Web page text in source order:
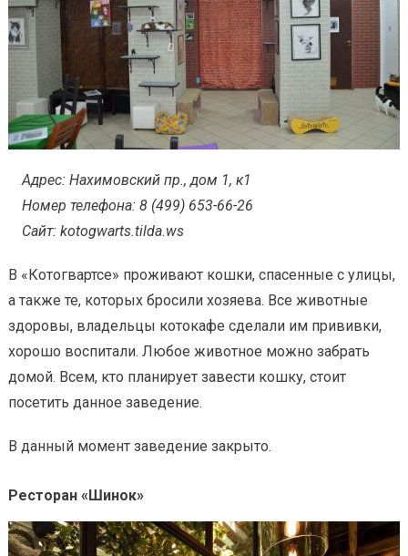
Адрес: Нахимовский пр., дом 1, к1
Номер телефона: 8 (499) 653-66-26
Сайт: kotogwarts.tilda.ws
В «Котогвартсе» проживают кошки, спасенные с улицы,
а также те, которых бросили хозяева. Все животные
здоровы, владельцы котокафе сделали им прививки,
хорошо воспитали. Любое животное можно забрать
домой. Всем, кто планирует завести кошку, стоит
посетить данное заведение.
В данный момент заведение закрыто.
Ресторан «Шинок»